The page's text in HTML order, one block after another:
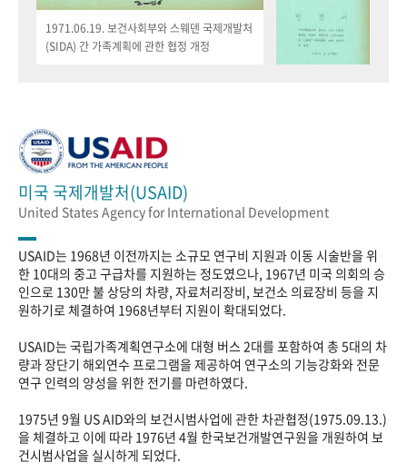
1971.06.19. 보건사회부와 스웨덴 국제개발처
(SIDA) 간 가족계획에 관한 협정 개정
미국 국제개발처(USAID)
United States Agency for International Development
USAID는 1968년 이전까지는 소규모 연구비 지원과 이동 시술반을 위
한 10대의 중고 구급차를 지원하는 정도였으나, 1967년 미국 의회의 승
인으로 130만 불 상당의 차량, 자료처리장비, 보건소 의료장비 등을 지
원하기로 체결하여 1968년부터 지원이 확대되었다.
USAID는 국립가족계획연구소에 대형 버스 2대를 포함하여 총 5대의 차
량과 장단기 해외연수 프로그램을 제공하여 연구소의 기능강화와 전문
연구 인력의 양성을 위한 전기를 마련하였다.
1975년 9월 US AID와의 보건시범사업에 관한 차관협정(1975.09.13.)
을 체결하고 이에 따라 1976년 4월 한국보건개발연구원을 개원하여 보
건시범사업을 실시하게 되었다.